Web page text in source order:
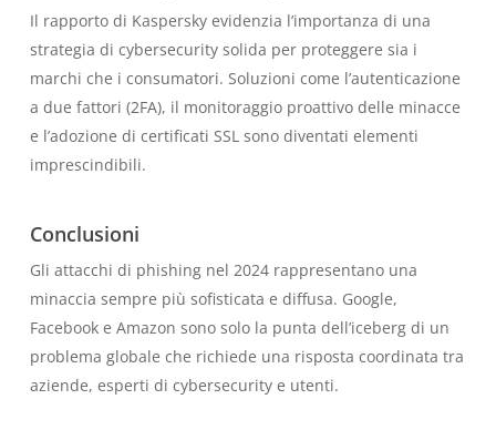
Il rapporto di Kaspersky evidenzia l’importanza di una
strategia di cybersecurity solida per proteggere sia i
marchi che i consumatori. Soluzioni come l’autenticazione
a due fattori (2FA), il monitoraggio proattivo delle minacce
e l’adozione di certificati SSL sono diventati elementi
imprescindibili.
Conclusioni
Gli attacchi di phishing nel 2024 rappresentano una
minaccia sempre più sofisticata e diffusa. Google,
Facebook e Amazon sono solo la punta dell’iceberg di un
problema globale che richiede una risposta coordinata tra
aziende, esperti di cybersecurity e utenti.